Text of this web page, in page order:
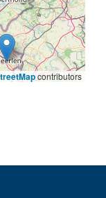
contributors